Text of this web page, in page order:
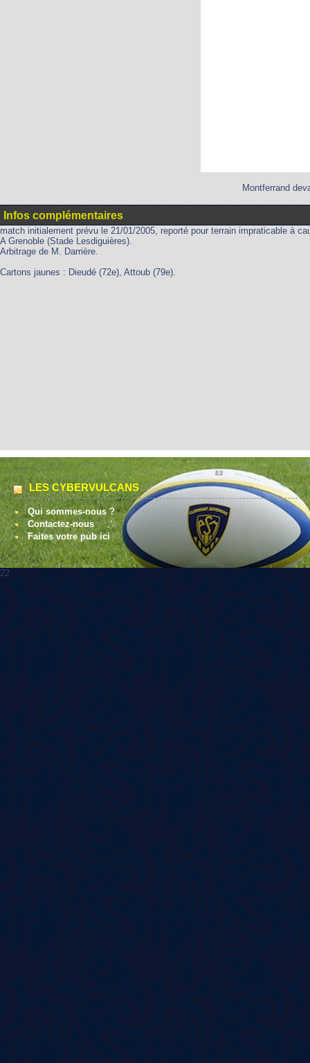
Montferrand
Infos complémentaires
match initialement prévu le 21/01/2005, reporté pour terrain impraticable à
A Grenoble (Stade Lesdiguières).
Arbitrage de M. Darrière.
Cartons jaunes : Dieudé (72e), Attoub (79e).
LES CYBERVULCANS
Qui sommes-nous ?
Contactez-nous
Faites votre pub ici
22